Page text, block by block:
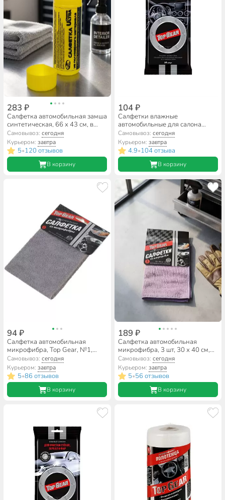
283 ₽
Салфетка автомобильная замша
синтетическая, 66 х 43 см, в
тубусе, Autovirazh, AV-018211
Самовывоз:сегодня
Курьером:завтра
5•120 отзывов
В корзину
104 ₽
Салфетки влажные
автомобильные для салона
автомобиля, 30 шт, Top Gear,
48039
Самовывоз: сегодня
Курьером: завтра
4.9•104 отзыва
В корзину
94 ₽
Салфетка автомобильная
микрофибра, Top Gear, №1,
72532
Самовывоз:сегодня
Курьером:завтра
5•86 отзывов
В корзину
189 ₽
Салфетка автомобильная
микрофибра, 3 шт, 30 х 40 см,
Top Gear, №3, 72741
Самовывоз: сегодня
Курьером: завтра
5•56 отзывов
В корзину